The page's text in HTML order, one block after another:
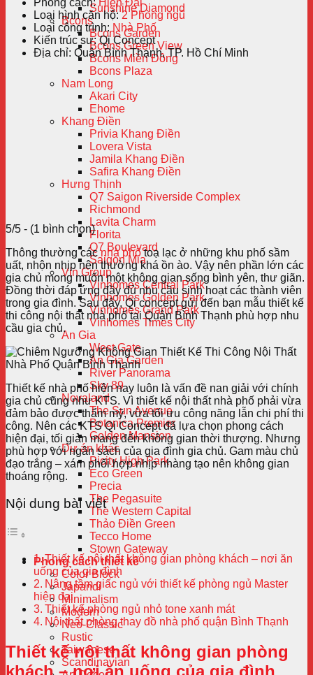
Sunshine Diamond
Bcons
Bcons Garden
Bcons Green View
Bcons Miền Đông
Bcons Plaza
Nam Long
Akari City
Ehome
Khang Điền
Privia Khang Điền
Lovera Vista
Jamila Khang Điền
Safira Khang Điền
Hưng Thịnh
Q7 Saigon Riverside Complex
Richmond
Lavita Charm
Florita
Q7 Boulevard
Saigon Mia
Vin Group
Vinhomes Central Park
Vinhomes Golden Park
Vinhomes Grand Park
Vinhomes Times City
An Gia
West Gate
An Gia Garden
River Panorama
Sky 89
Novaland
The Sun Avenue
Botanica Premier
Golden Mansion
Dự án khác
Picity High Park
Eco Green
Precia
The Pegasuite
The Western Capital
Thảo Điền Green
Tecco Home
Stown Gateway
Phong cách thiết kế
Color Block
Japandi
Minimalism
Modern
Neo-Classic
Rustic
Taiwanese
Scandinavian
Loại hình căn hộ:2 Phòng ngủ
Loại công trình: Nhà Phố
Kiến trúc sư:Qi Concept
Địa chỉ: Quận Bình Thạnh, TP. Hồ Chí Minh
5/5 - (1 bình chọn)
Thông thường cácnhà phốtoạ lạc ở những khu phố sầm
uất, nhộn nhịp nên thường khá ồn ào. Vậy nên phần lớn các
gia chủ mong muốn một không gian sống bình yên, thư giãn.
Đồng thời đáp ứng đầy đủ nhu cầu sinh hoạt các thành viên
trong gia đình. Sau đây, Qi concept gửi đến bạn mẫu thiết kế
thi công nội thất nhà phố tại Quận Bình Thạnh phù hợp nhu
cầu gia chủ.
Thiết kế nhà phố hiện nay luôn là vấn đề nan giải với chính
gia chủ cũng như KTS. Vì thiết kế nội thất nhà phố phải vừa
đảm bảo được thẩm mỹ, vừa tối ưu công năng lẫn chi phí thi
công. Nên các KTS Qi Concept đã lựa chọn phong cách
hiện đại, tối giản mang đến không gian thời thượng. Nhưng
phù hợp với ngân sách của gia đình gia chủ. Gam màu chủ
đạo trắng – xám phối hợp nhịp nhàng tạo nên không gian
thoáng rộng.
Nội dung bài viết
Thiết kế nội thất không gian phòng khách – nơi ăn
uống của gia đình
Nâng tầm giấc ngủ với thiết kế phòng ngủ Master
hiện đại
Thiết kế phòng ngủ nhỏ tone xanh mát
Nội thất phòng thay đồ nhà phố quận Bình Thạnh
Thiết kế nội thất không gian phòng
khách – nơi ăn uống của gia đình